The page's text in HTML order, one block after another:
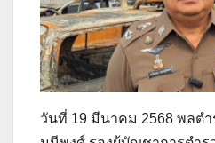
วันที่ 19 มีนาคม 2568 พลต